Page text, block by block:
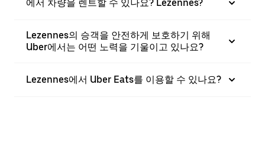
에서 차량을 렌트할 수 있나요? Lezennes?
Lezennes의 승객을 안전하게 보호하기 위해
Uber에서는 어떤 노력을 기울이고 있나요?
Lezennes에서 Uber Eats를 이용할 수 있나요?